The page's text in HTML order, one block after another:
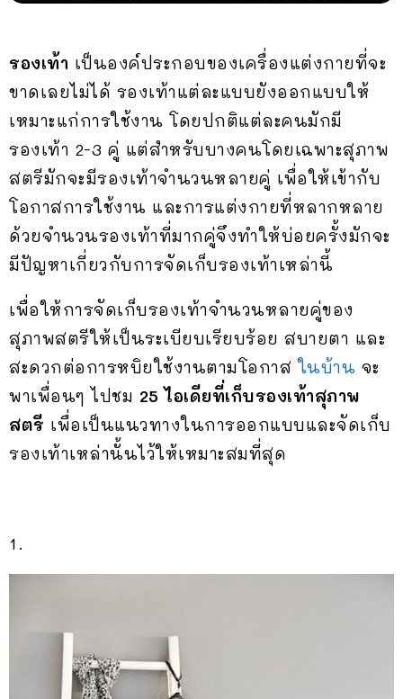
รองเท้า เป็นองค์ประกอบของเครื่องแต่งกายที่จะ
ขาดเลยไม่ได้ รองเท้าแต่ละแบบยังออกแบบให้
เหมาะแก่การใช้งาน โดยปกติแต่ละคนมักมี
รองเท้า 2-3 คู่ แต่สำหรับบางคนโดยเฉพาะสุภาพ
สตรีมักจะมีรองเท้าจำนวนหลายคู่ เพื่อให้เข้ากับ
โอกาสการใช้งาน และการแต่งกายที่หลากหลาย
ด้วยจำนวนรองเท้าที่มากคู่จึงทำให้บ่อยครั้งมักจะ
มีปัญหาเกี่ยวกับการจัดเก็บรองเท้าเหล่านี้
เพื่อให้การจัดเก็บรองเท้าจำนวนหลายคู่ของ
สุภาพสตรีให้เป็นระเบียบเรียบร้อย สบายตา และ
สะดวกต่อการหบิยใช้งานตามโอกาสในบ้าน จะ
พาเพื่อนๆ ไปชม 25 ไอเดียที่เก็บรองเท้าสุภาพ
สตรี เพื่อเป็นแนวทางในการออกแบบและจัดเก็บ
รองเท้าเหล่านั้นไว้ให้เหมาะสมที่สุด
1.